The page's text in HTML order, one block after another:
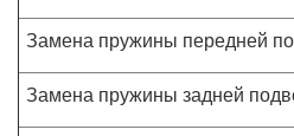
Замена пружины передней
Замена пружины задней